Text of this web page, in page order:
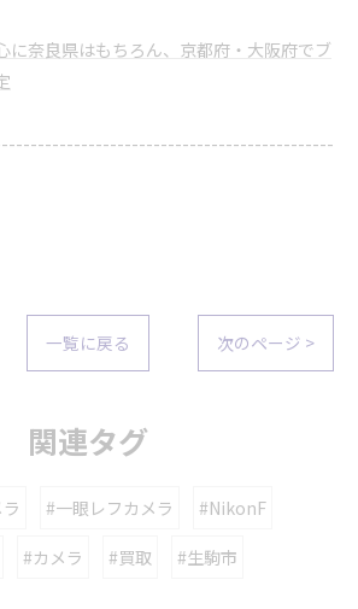
に奈良県はもちろん、京都府・大阪府でブ
一覧に戻る 次のページ >
関連タグ
#一眼レフカメラ #NikonF
#カメラ #買取 #生駒市